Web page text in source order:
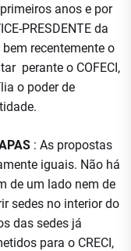
anos e por
PRESDENTE da
recentemente o
perante o COFECI,
o poder de
: As propostas
iguais. Não há
de um lado nem de
sedes no interior do
das sedes já
para o CRECI,